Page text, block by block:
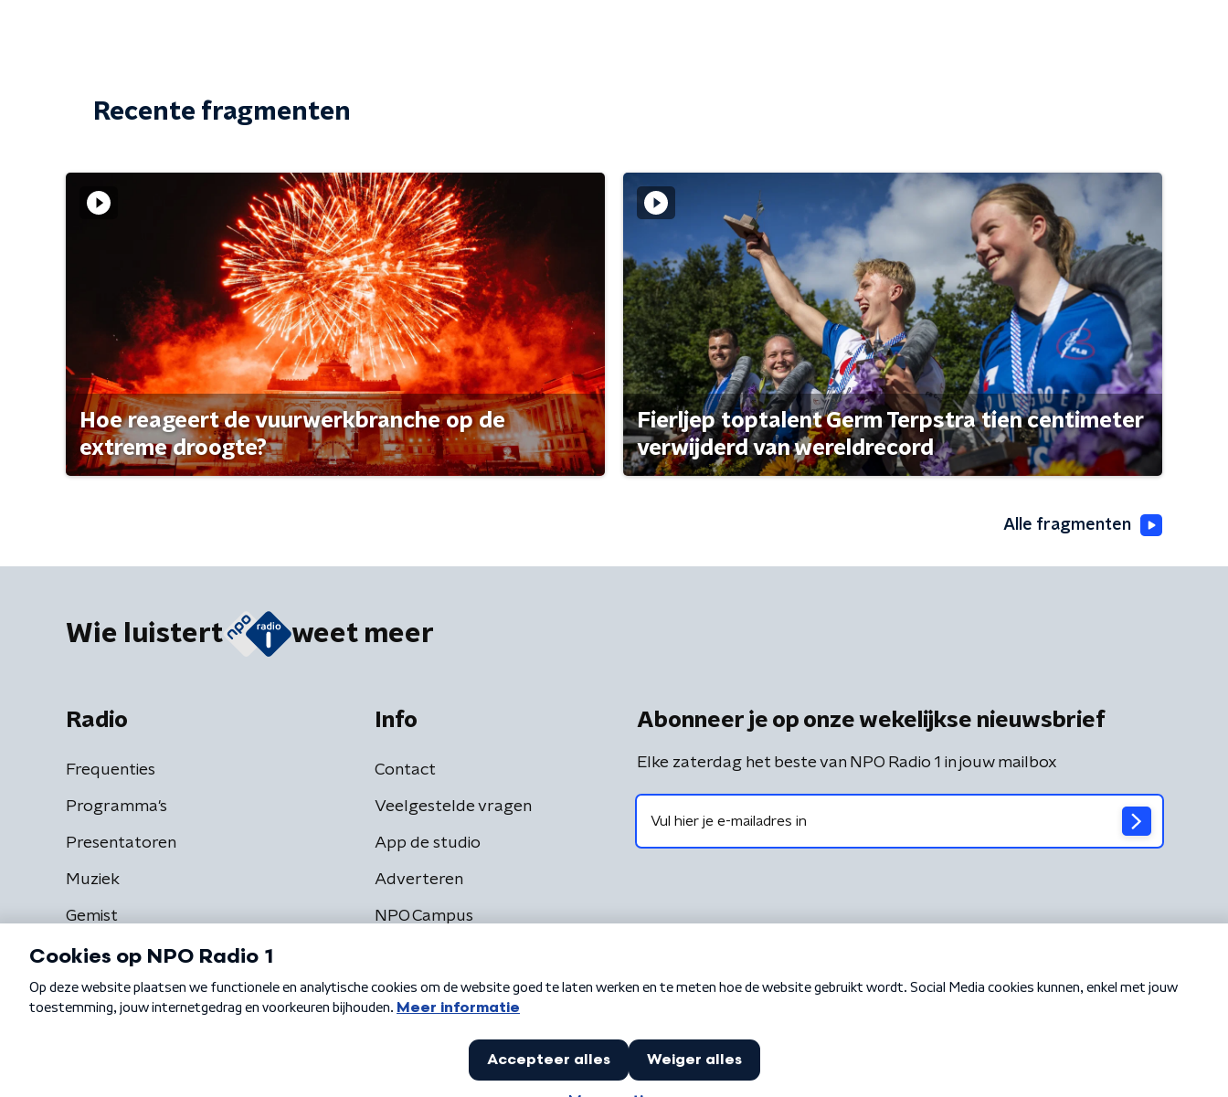
Recente fragmenten
Hoe reageert de vuurwerkbranche op de
extreme droogte?
Fierljep toptalent Germ Terpstra tien centimeter
verwijderd van wereldrecord
Alle fragmenten
Wie luistert weet meer
Radio
Frequenties
Programma's
Presentatoren
Muziek
Gemist
Info
Contact
Veelgestelde vragen
App de studio
Adverteren
NPO Campus
Abonneer je op onze wekelijkse nieuwsbrief
Elke zaterdag het beste van NPO Radio 1 in jouw mailbox
Algemene voorwaarden Privacybeleid